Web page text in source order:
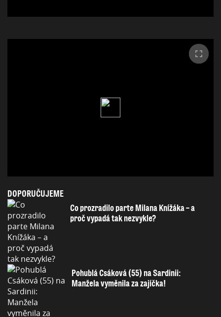
DOPORUČUJEME
Co prozradilo parte Milana Knížáka – a
proč vypadá tak nezvykle?
Pohublá Csáková (55) na Sardinii:
Manžela vyměnila za zajíčka!